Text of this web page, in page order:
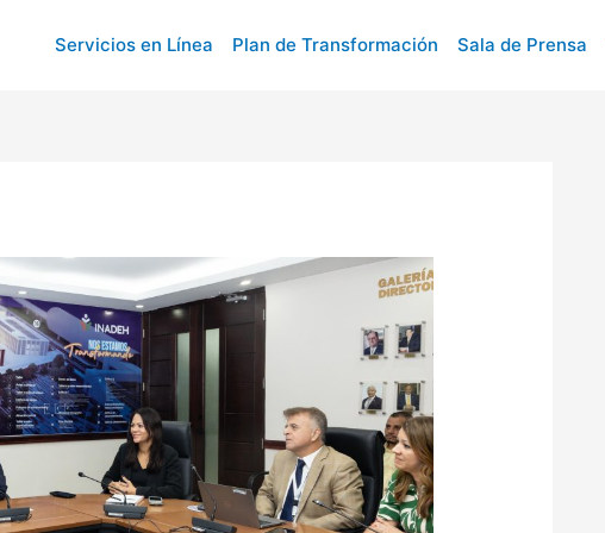
Servicios en Línea Plan de Transformación Sala de Prensa